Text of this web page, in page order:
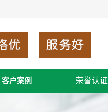
客户案例 荣誉认证